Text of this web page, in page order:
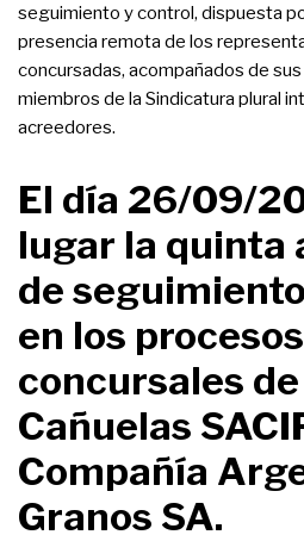
seguimiento y control, dispuesta
presencia remota de los
concursadas, acompañados de
miembros de la Sindicatura plural
acreedores.
El día 26/09/
lugar la quinta
de
en los procesos
concursales
Cañuelas
Compañía
Granos SA.